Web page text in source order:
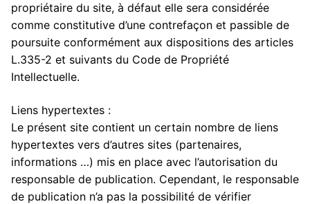
propriétaire du site, à défaut elle sera considérée
comme constitutive d’une contrefaçon et passible de
poursuite conformément aux dispositions des articles
L.335-2 et suivants du Code de Propriété
Intellectuelle.
Liens hypertextes :
Le présent site contient un certain nombre de liens
hypertextes vers d’autres sites (partenaires,
informations …) mis en place avec l’autorisation du
responsable de publication. Cependant, le responsable
de publication n’a pas la possibilité de vérifier